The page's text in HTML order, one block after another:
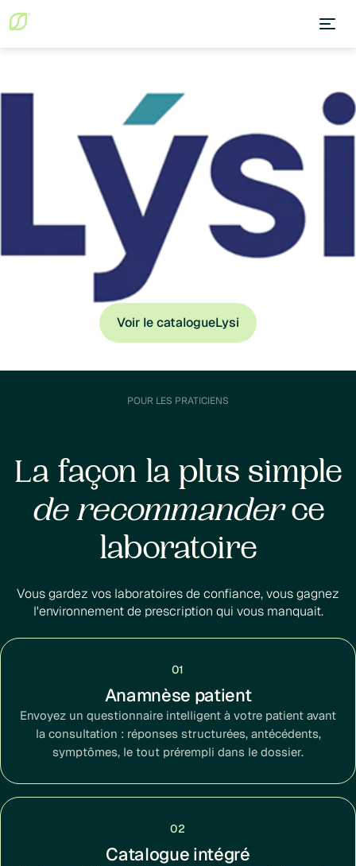
Voir le catalogueLysi
POUR LES PRATICIENS
La façon la plus simple
de recommanderce
laboratoire
Vous gardez vos laboratoires de confiance, vous gagnez
l'environnement de prescription qui vous manquait.
01
Anamnèse patient
Envoyez un questionnaire intelligent à votre patient avant
la consultation : réponses structurées, antécédents,
symptômes, le tout prérempli dans le dossier.
02
Catalogue intégré